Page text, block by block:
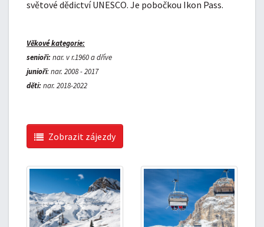
světové dědictví UNESCO. Je pobočkou Ikon Pass.
Věkové kategorie:
senioři: nar. v r.1960 a dříve
junioři: nar. 2008 - 2017
děti: nar. 2018-2022
Zobrazit zájezdy